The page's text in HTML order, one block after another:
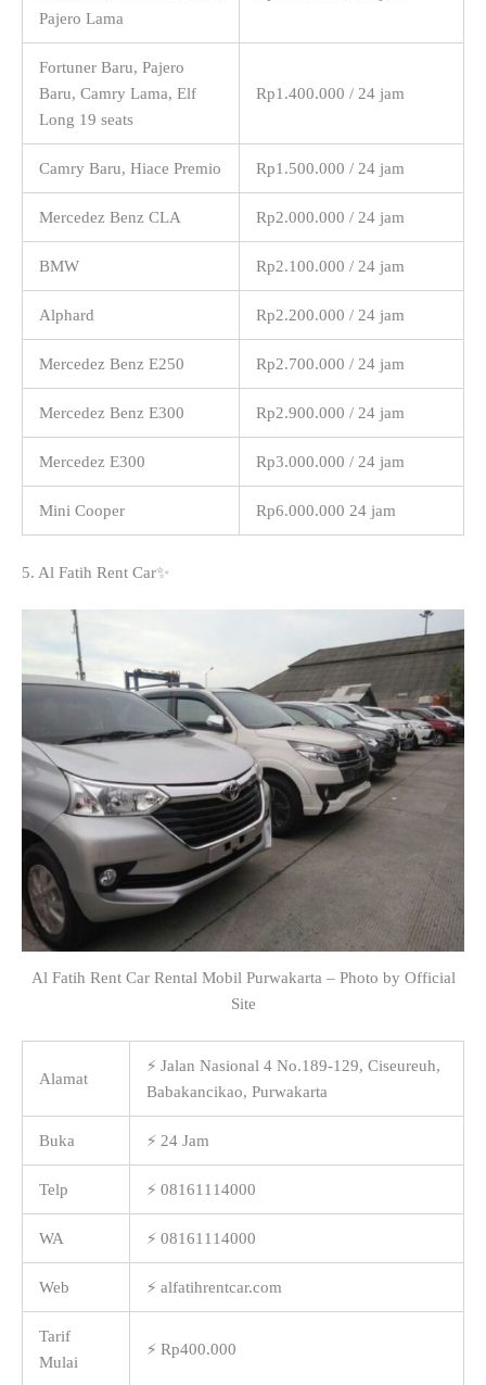
Pajero Lama
Fortuner Baru, Pajero
Baru, Camry Lama, Elf
Long 19 seats
Rp1.400.000 / 24 jam
Camry Baru, Hiace Premio Rp1.500.000 / 24 jam
Mercedez Benz CLA Rp2.000.000 / 24 jam
BMW Rp2.100.000 / 24 jam
Alphard Rp2.200.000 / 24 jam
Mercedez Benz E250 Rp2.700.000 / 24 jam
Mercedez Benz E300 Rp2.900.000 / 24 jam
Mercedez E300 Rp3.000.000 / 24 jam
Mini Cooper Rp6.000.000 24 jam
5. Al Fatih Rent Car✨
Al Fatih Rent Car Rental Mobil Purwakarta – Photo by Official
Site
Alamat
⚡ Jalan Nasional 4 No.189-129, Ciseureuh,
Babakancikao, Purwakarta
Buka ⚡ 24 Jam
Telp ⚡ 08161114000
WA ⚡ 08161114000
Web ⚡ alfatihrentcar.com
Tarif
Mulai
⚡ Rp400.000